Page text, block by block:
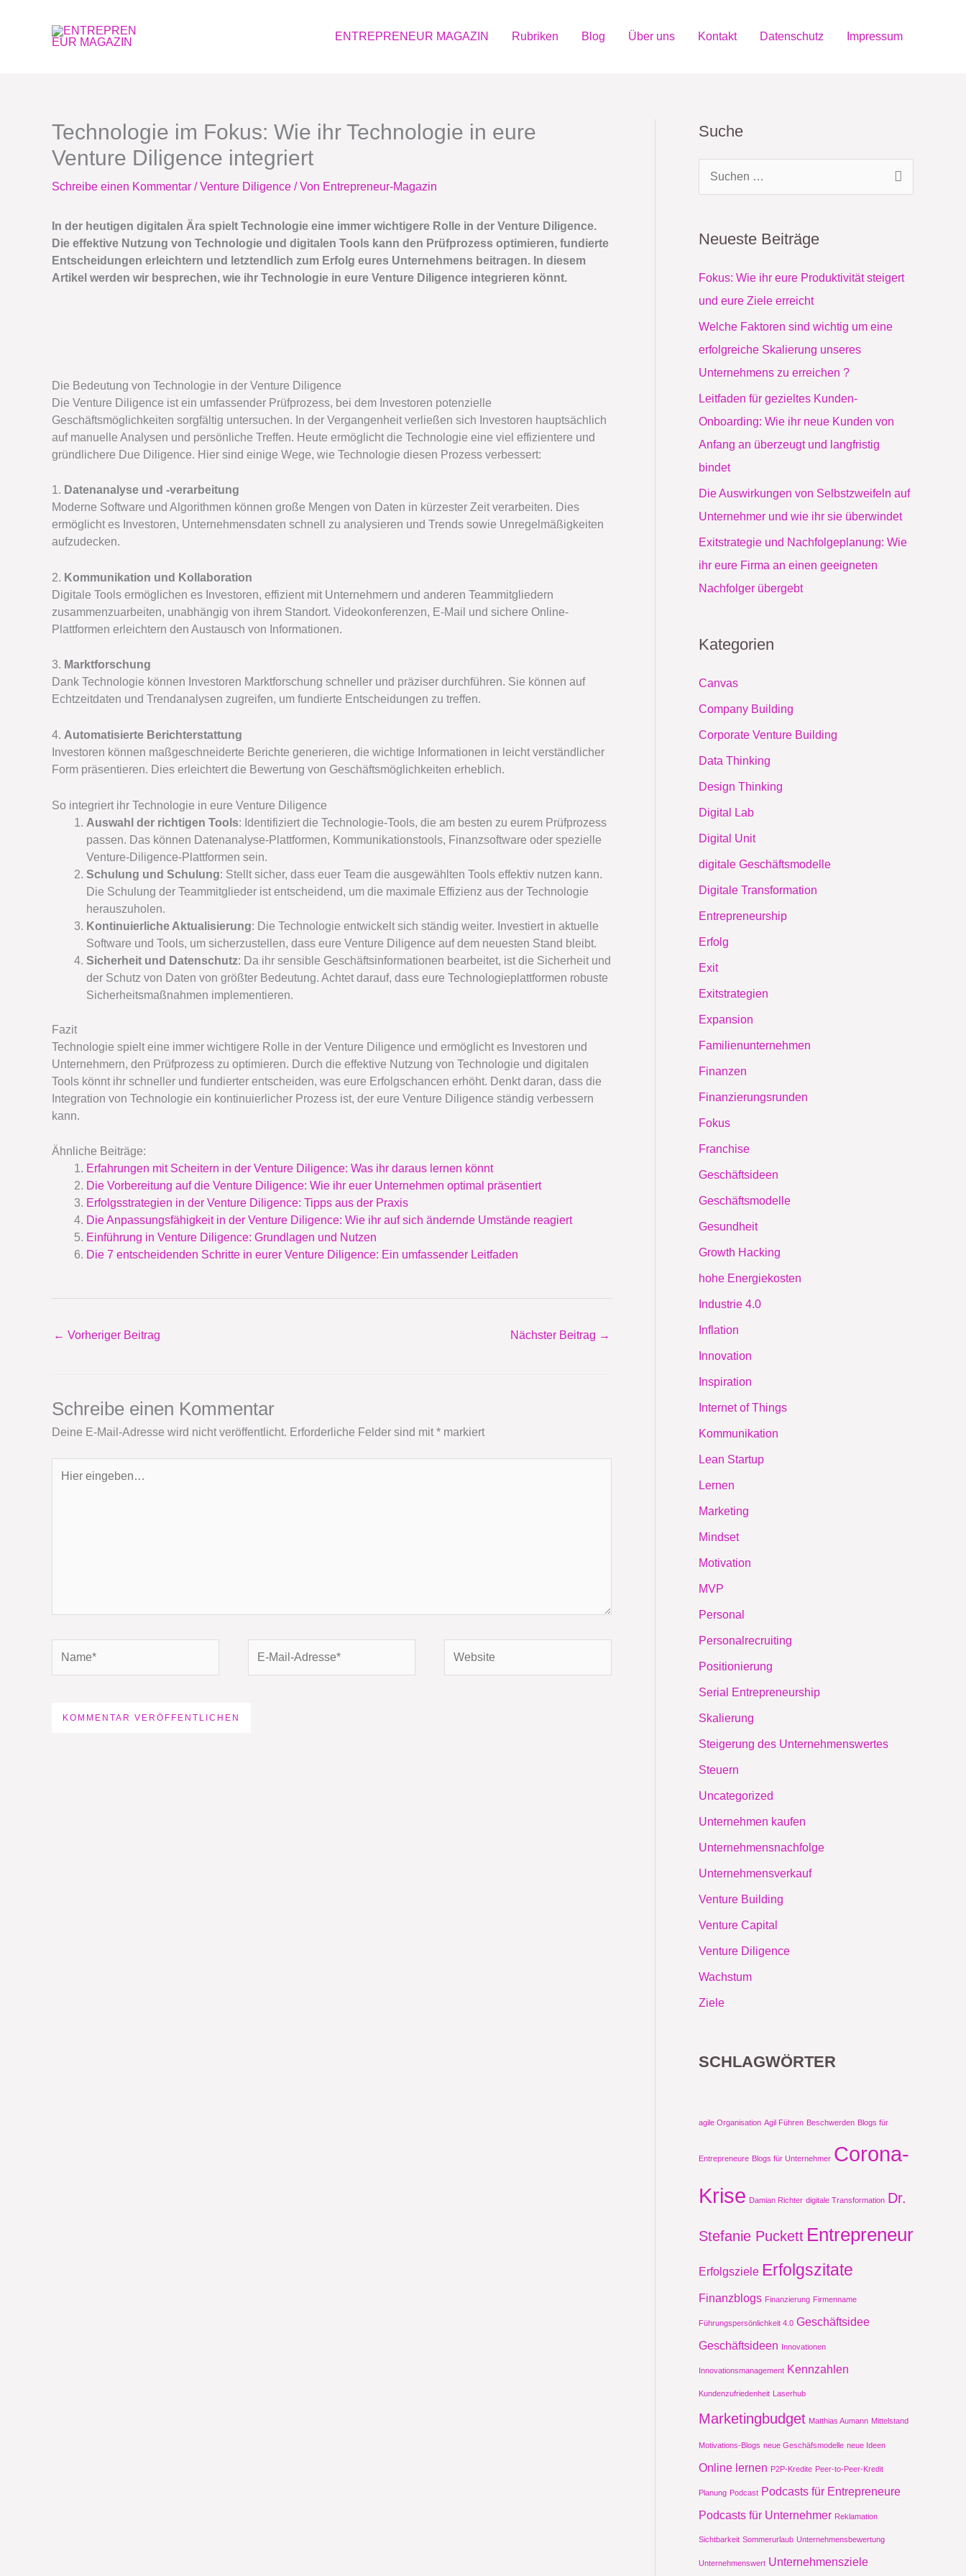
ENTREPRENEUR MAGAZIN Rubriken Blog Über uns Kontakt Datenschutz Impressum
Technologie im Fokus: Wie ihr Technologie in eure
Venture Diligence integriert
Schreibe einen Kommentar /Venture Diligence / Von Entrepreneur-Magazin
In der heutigen digitalen Ära spielt Technologie eine immer wichtigere Rolle in der Venture Diligence.
Die effektive Nutzung von Technologie und digitalen Tools kann den Prüfprozess optimieren, fundierte
Entscheidungen erleichtern und letztendlich zum Erfolg eures Unternehmens beitragen. In diesem
Artikel werden wir besprechen, wie ihr Technologie in eure Venture Diligence integrieren könnt.
Die Bedeutung von Technologie in der Venture Diligence
Die Venture Diligence ist ein umfassender Prüfprozess, bei dem Investoren potenzielle
Geschäftsmöglichkeiten sorgfältig untersuchen. In der Vergangenheit verließen sich Investoren hauptsächlich
auf manuelle Analysen und persönliche Treffen. Heute ermöglicht die Technologie eine viel effizientere und
gründlichere Due Diligence. Hier sind einige Wege, wie Technologie diesen Prozess verbessert:
1. Datenanalyse und -verarbeitung
Moderne Software und Algorithmen können große Mengen von Daten in kürzester Zeit verarbeiten. Dies
ermöglicht es Investoren, Unternehmensdaten schnell zu analysieren und Trends sowie Unregelmäßigkeiten
aufzudecken.
2. Kommunikation und Kollaboration
Digitale Tools ermöglichen es Investoren, effizient mit Unternehmern und anderen Teammitgliedern
zusammenzuarbeiten, unabhängig von ihrem Standort. Videokonferenzen, E-Mail und sichere Online-
Plattformen erleichtern den Austausch von Informationen.
3. Marktforschung
Dank Technologie können Investoren Marktforschung schneller und präziser durchführen. Sie können auf
Echtzeitdaten und Trendanalysen zugreifen, um fundierte Entscheidungen zu treffen.
4. Automatisierte Berichterstattung
Investoren können maßgeschneiderte Berichte generieren, die wichtige Informationen in leicht verständlicher
Form präsentieren. Dies erleichtert die Bewertung von Geschäftsmöglichkeiten erheblich.
So integriert ihr Technologie in eure Venture Diligence
Auswahl der richtigen Tools: Identifiziert die Technologie-Tools, die am besten zu eurem Prüfprozess
passen. Das können Datenanalyse-Plattformen, Kommunikationstools, Finanzsoftware oder spezielle
Venture-Diligence-Plattformen sein.
Schulung und Schulung: Stellt sicher, dass euer Team die ausgewählten Tools effektiv nutzen kann.
Die Schulung der Teammitglieder ist entscheidend, um die maximale Effizienz aus der Technologie
herauszuholen.
Kontinuierliche Aktualisierung: Die Technologie entwickelt sich ständig weiter. Investiert in aktuelle
Software und Tools, um sicherzustellen, dass eure Venture Diligence auf dem neuesten Stand bleibt.
Sicherheit und Datenschutz: Da ihr sensible Geschäftsinformationen bearbeitet, ist die Sicherheit und
der Schutz von Daten von größter Bedeutung. Achtet darauf, dass eure Technologieplattformen robuste
Sicherheitsmaßnahmen implementieren.
Fazit
Technologie spielt eine immer wichtigere Rolle in der Venture Diligence und ermöglicht es Investoren und
Unternehmern, den Prüfprozess zu optimieren. Durch die effektive Nutzung von Technologie und digitalen
Tools könnt ihr schneller und fundierter entscheiden, was eure Erfolgschancen erhöht. Denkt daran, dass die
Integration von Technologie ein kontinuierlicher Prozess ist, der eure Venture Diligence ständig verbessern
kann.
Ähnliche Beiträge:
Erfahrungen mit Scheitern in der Venture Diligence: Was ihr daraus lernen könnt
Die Vorbereitung auf die Venture Diligence: Wie ihr euer Unternehmen optimal präsentiert
Erfolgsstrategien in der Venture Diligence: Tipps aus der Praxis
Die Anpassungsfähigkeit in der Venture Diligence: Wie ihr auf sich ändernde Umstände reagiert
Einführung in Venture Diligence: Grundlagen und Nutzen
Die 7 entscheidenden Schritte in eurer Venture Diligence: Ein umfassender Leitfaden
← Vorheriger Beitrag Nächster Beitrag →
Schreibe einen Kommentar
Deine E-Mail-Adresse wird nicht veröffentlicht. Erforderliche Felder sind mit* markiert
eingeben…
Mail-
Suche
e
n
Neueste Beiträge
Fokus: Wie ihr eure Produktivität steigert
und eure Ziele erreicht
Welche Faktoren sind wichtig um eine
erfolgreiche Skalierung unseres
Unternehmens zu erreichen ?
Leitfaden für gezieltes Kunden-
Onboarding: Wie ihr neue Kunden von
Anfang an überzeugt und langfristig
bindet
Die Auswirkungen von Selbstzweifeln auf
Unternehmer und wie ihr sie überwindet
Exitstrategie und Nachfolgeplanung: Wie
ihr eure Firma an einen geeigneten
Nachfolger übergebt
Kategorien
Canvas
Company Building
Corporate Venture Building
Data Thinking
Design Thinking
Digital Lab
Digital Unit
digitale Geschäftsmodelle
Digitale Transformation
Entrepreneurship
Erfolg
Exit
Exitstrategien
Expansion
Familienunternehmen
Finanzen
Finanzierungsrunden
Fokus
Franchise
Geschäftsideen
Geschäftsmodelle
Gesundheit
Growth Hacking
hohe Energiekosten
Industrie 4.0
Inflation
Innovation
Inspiration
Internet of Things
Kommunikation
Lean Startup
Lernen
Marketing
Mindset
Motivation
MVP
Personal
Personalrecruiting
Positionierung
Serial Entrepreneurship
Skalierung
Steigerung des Unternehmenswertes
Steuern
Uncategorized
Unternehmen kaufen
Unternehmensnachfolge
Unternehmensverkauf
Venture Building
Venture Capital
Venture Diligence
Wachstum
Ziele
SCHLAGWÖRTER
agile Organisation Agil Führen Beschwerden Blogs für
Entrepreneure Blogs für Unternehmer Corona-
Krise Damian Richter digitale Transformation Dr.
Stefanie Puckett Entrepreneur
Erfolgsziele Erfolgszitate
Finanzblogs Finanzierung Firmenname
Führungspersönlichkeit 4.0 Geschäftsidee
Geschäftsideen Innovationen
Innovationsmanagement Kennzahlen
Kundenzufriedenheit Laserhub
Marketingbudget Matthias Aumann Mittelstand
Motivations-Blogs neue Geschäfsmodelle neue Ideen
Online lernen P2P-Kredite Peer-to-Peer-Kredit
Planung Podcast Podcasts für Entrepreneure
Podcasts für Unternehmer Reklamation
Sichtbarkeit Sommerurlaub Unternehmensbewertung
Unternehmenswert Unternehmensziele